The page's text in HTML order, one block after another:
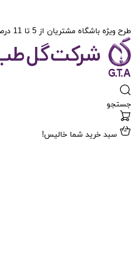
طرح ویژه باشگاه مشتریان از 5 تا 11 درصد بازگشت وجه، بسته به میزان خریدتان.
جستجو
سبد خرید شما خالیس!